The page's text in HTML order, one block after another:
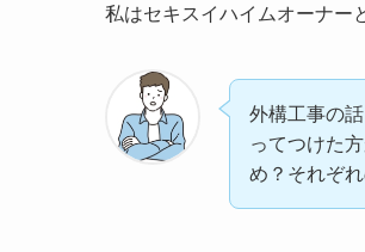
私はセキスイハイムオーナー
外構工事の
ってつけた
め？それぞ